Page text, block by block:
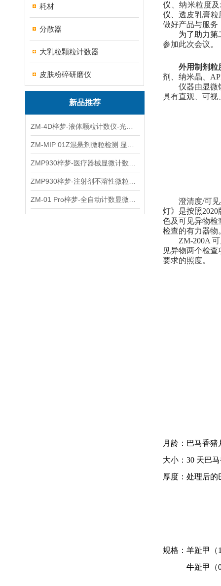
耗材
分散器
大乳粒颗粒计数器
皮肤粉碎研磨仪
新品推荐
仪、纳米粒度
仪 、透皮乳膏粒
做好产品与服务
为了助力第
参加此次会议。
外用制剂粒
剂、纳米晶、
仪器由显微
具有直观、可视
澄清度/可
灯》是按照2020
色及可见异物检
检查的有力器
ZM-200A
见异物两个检查
要求的照度。
月龄：巴马香猪
大小：30 天巴
厚度：处理后的
规格：羊趾甲（
牛趾甲（